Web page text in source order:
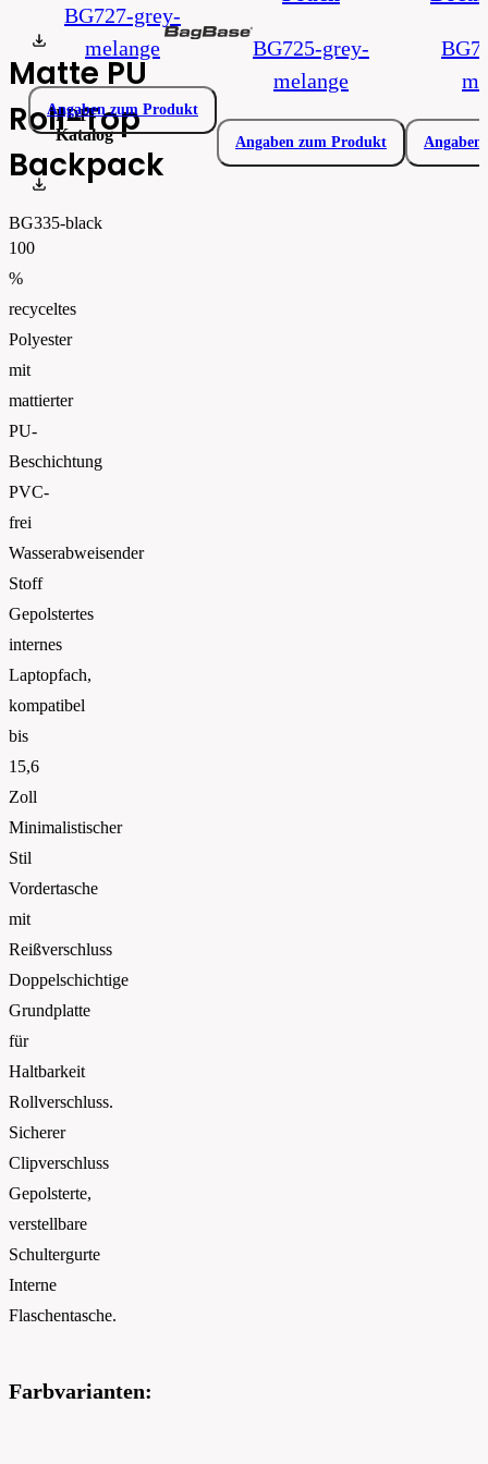
Matte PU
Roll-Top
Backpack
BG335-black
100
%
recyceltes
Polyester
mit
mattierter
PU-
Beschichtung
PVC-
frei
Wasserabweisender
Stoff
Gepolstertes
internes
Laptopfach,
kompatibel
bis
15,6
Zoll
Minimalistischer
Stil
Vordertasche
mit
Reißverschluss
Doppelschichtige
Grundplatte
für
Haltbarkeit
Rollverschluss.
Sicherer
Clipverschluss
Gepolsterte,
verstellbare
Schultergurte
Interne
Flaschentasche.
Farbvarianten:
Matte PU RollTop Backpack.pdf
PDF-
Katalog
Bagbase_SS26_Lookbook_VIDEO_EN
BG727-grey-
melange
Angaben zum Produkt
BG725-grey-
melange
Angaben zum Produkt